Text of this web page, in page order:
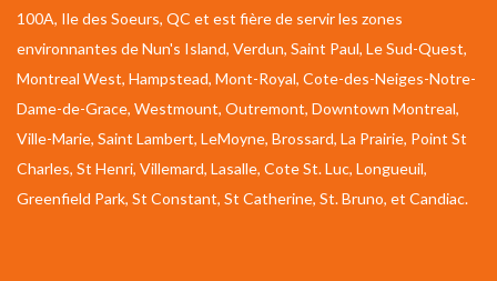
100A, Ile des Soeurs, QC et est fière de servir les zones
environnantes de Nun's Island, Verdun, Saint Paul, Le Sud-Quest,
Montreal West, Hampstead, Mont-Royal, Cote-des-Neiges-Notre-
Dame-de-Grace, Westmount, Outremont, Downtown Montreal,
Ville-Marie, Saint Lambert, LeMoyne, Brossard, La Prairie, Point St
Charles, St Henri, Villemard, Lasalle, Cote St. Luc, Longueuil,
Greenfield Park, St Constant, St Catherine, St. Bruno, et Candiac.